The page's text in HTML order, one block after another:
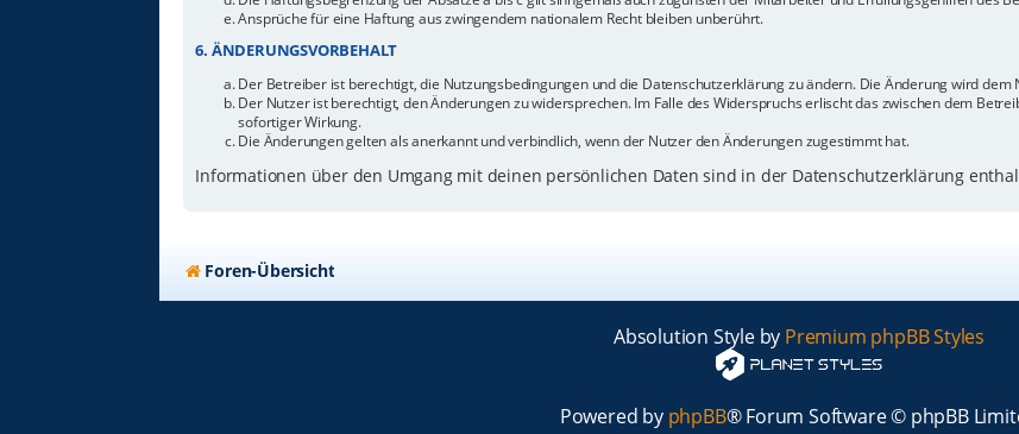
Ansprüche für eine Haftung aus zwingendem nationalem Recht bleiben unberührt.
6. ÄNDERUNGSVORBEHALT
Der Betreiber ist berechtigt, die Nutzungsbedingungen und die Datenschutzerklärung zu ändern. Die Änderung wird
Der Nutzer ist berechtigt, den Änderungen zu widersprechen. Im Falle des Widerspruchs erlischt das zwischen dem
sofortiger Wirkung.
Die Änderungen gelten als anerkannt und verbindlich, wenn der Nutzer den Änderungen zugestimmt hat.
Informationen über den Umgang mit deinen persönlichen Daten sind in der Datenschutzerklärung
Foren-Übersicht
Absolution Style by Premium phpBB Styles
Powered by phpBB® Forum Software © phpBB